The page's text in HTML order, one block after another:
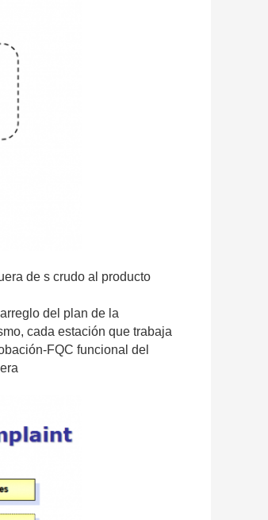
de s crudo al producto
del plan de la
cada estación que trabaja
FQC funcional del